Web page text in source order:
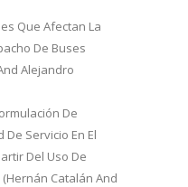
Que Afectan La
De Buses
Alejandro
De
Servicio En El
Del Uso De
Catalán And